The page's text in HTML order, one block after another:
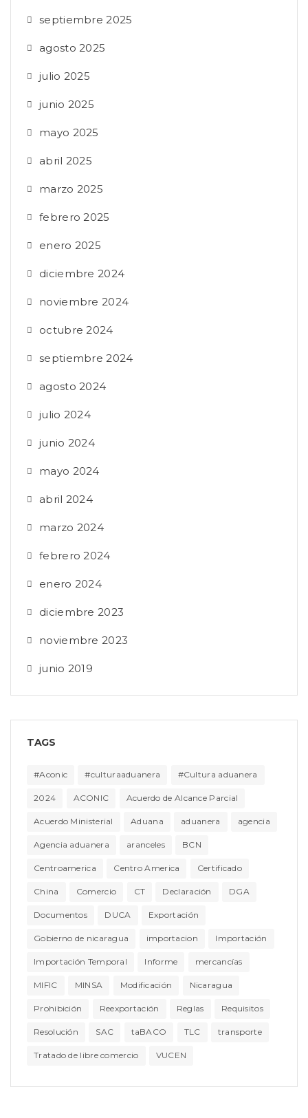
septiembre 2025
agosto 2025
julio 2025
junio 2025
mayo 2025
abril 2025
marzo 2025
febrero 2025
enero 2025
diciembre 2024
noviembre 2024
octubre 2024
septiembre 2024
agosto 2024
julio 2024
junio 2024
mayo 2024
abril 2024
marzo 2024
febrero 2024
enero 2024
diciembre 2023
noviembre 2023
junio 2019
TAGS
#Aconic #culturaaduanera #Cultura aduanera
2024 ACONIC Acuerdo de Alcance Parcial
Acuerdo Ministerial Aduana aduanera agencia
Agencia aduanera aranceles BCN
Centroamerica Centro America Certificado
China Comercio CT Declaración DGA
Documentos DUCA Exportación
Gobierno de nicaragua importacion Importación
Importación Temporal Informe mercancías
MIFIC MINSA Modificación Nicaragua
Prohibición Reexportación Reglas Requisitos
Resolución SAC taBACO TLC transporte
Tratado de libre comercio VUCEN